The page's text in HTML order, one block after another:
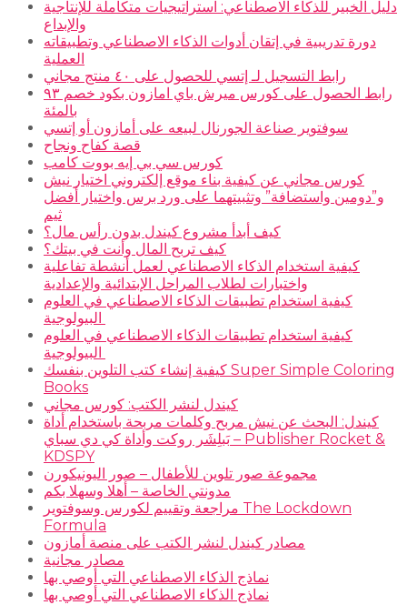
دليل الخبير للذكاء الاصطناعي: استراتيجيات متكاملة للإنتاجية
والإبداع
دورة تدريبية في إتقان أدوات الذكاء الاصطناعي وتطبيقاته
العملية
رابط التسجيل لـ إتسي للحصول على ٤٠ منتج مجاني
رابط الحصول على كورس ميرش باي امازون بكود خصم ٩٣
بالمئة
سوفتوير صناعة الجورنال لبيعه على أمازون أو إتسي
قصة كفاح ونجاح
كورس سي بي إيه بووت كامب
كورس مجاني عن كيفية بناء موقع إلكتروني اختيار نيش
و”دومين واستضافة” وتثبيتهما على ورد برس واختيار أفضل
ثيم
كيف أبدأ مشروع كيندل بدون رأس مال؟
كيف تربح المال وأنت في بيتك؟
كيفية استخدام الذكاء الاصطناعي لعمل أنشطة تفاعلية
واختبارات لطلاب المراحل الإبتدائية والإعدادية
كيفية استخدام تطبيقات الذكاء الاصطناعي في العلوم
كيفية استخدام تطبيقات الذكاء الاصطناعي في العلوم
كيفية إنشاء كتب التلوين بنفسك Super Simple Coloring
Books
كيندل لنشر الكتب: كورس مجاني
كيندل: البحث عن نيش مربح وكلمات مربحة باستخدام أداة
بَبلِشَر روكت وأداة كي دي سباي – Publisher Rocket &
KDSPY
مجموعة صور تلوين للأطفال – صور اليونيكورن
مدونتي الخاصة – أهلا وسهلا بكم
مراجعة وتقييم لكورس وسوفتوير The Lockdown
Formula
مصادر كيندل لنشر الكتب على منصة أمازون
مصادر مجانية
نماذج الذكاء الاصطناعي التي أوصي بها
نماذج الذكاء الاصطناعي التي أوصي بها